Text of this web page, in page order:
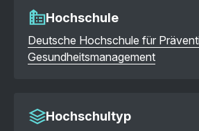
Hochschule
Deutsche Hochschule für
Gesundheitsmanagement
Hochschultyp